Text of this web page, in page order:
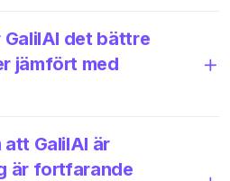
det bättre
jämfört med
GalilAI är
är fortfarande